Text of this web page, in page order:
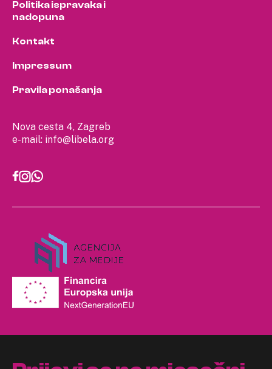
Nova cesta 4, Zagreb
e-mail: info@libela.org
Politika ispravaka i
nadopuna
Kontakt
Impressum
Pravila ponašanja